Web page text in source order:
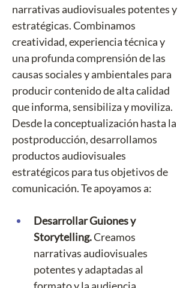
narrativas audiovisuales potentes y
estratégicas. Combinamos
creatividad, experiencia técnica y
una profunda comprensión de las
causas sociales y ambientales para
producir contenido de alta calidad
que informa, sensibiliza y moviliza.
Desde la conceptualización hasta la
postproducción, desarrollamos
productos audiovisuales
estratégicos para tus objetivos de
comunicación. Te apoyamos a:
Desarrollar Guiones y
Storytelling. Creamos
narrativas audiovisuales
potentes y adaptadas al